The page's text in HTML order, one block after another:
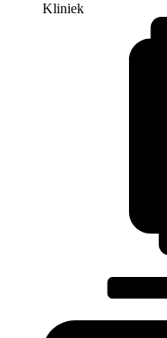
Kliniek